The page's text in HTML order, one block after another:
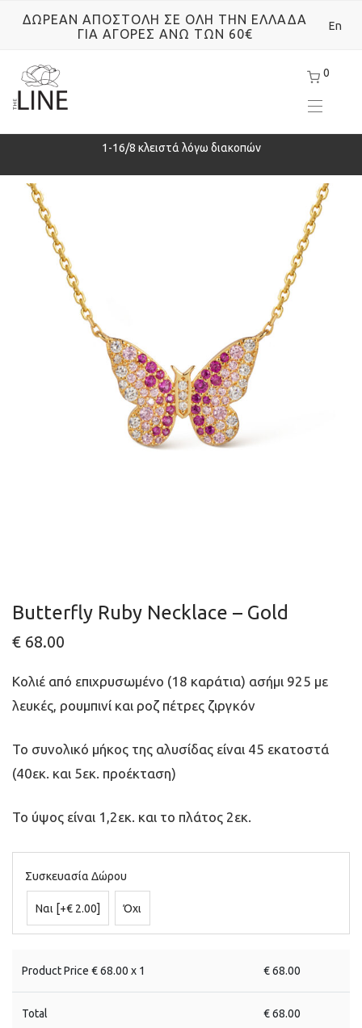
0
ΔΩΡΕΑΝ ΑΠΟΣΤΟΛΗ ΣΕ ΟΛΗ ΤΗΝ ΕΛΛΑΔΑ
ΓΙΑ ΑΓΟΡΕΣ ΑΝΩ ΤΩΝ 60€
En
1-16/8 κλειστά λόγω διακοπών
Butterfly Ruby Necklace – Gold
€ 68.00
Κολιέ από επιχρυσωμένο (18 καράτια) ασήμι 925 με
λευκές, ρουμπινί και ροζ πέτρες ζιργκόν
Το συνολικό μήκος της αλυσίδας είναι 45 εκατοστά
(40εκ. και 5εκ. προέκταση)
Το ύψος είναι 1,2εκ. και το πλάτος 2εκ.
Συσκευασία Δώρου
Ναι [+€ 2.00] Όχι
Product Price €68.00 x 1 €68.00
Total €68.00